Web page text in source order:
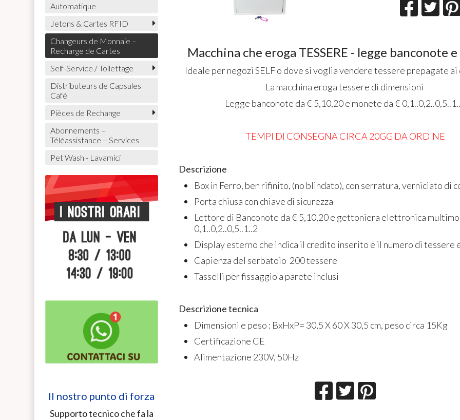
Macchina che eroga TESSERE - legge banconote
Ideale per negozi SELF o dove si voglia vendere tessere prepagate
La macchina eroga tessere di dimensioni
Legge banconote da € 5,10,20 e monete da €
TEMPI DI CONSEGNA CIRCA 20GG DA ORDINE
Descrizione
Box in Ferro, ben rifinito, (no blindato), con serratura, verniciato di
Porta chiusa con chiave di sicurezza
Lettore di Banconote da € 5,10,20 e gettoniera elettronica
0,1..0,2..0,5..1..2
Display esterno che indica il credito inserito e il numero di tessere
Capienza del serbatoio 200 tessere
Tasselli per fissaggio a parete inclusi
Descrizione tecnica
Dimensioni e peso : BxHxP= 30,5 X 60 X 30,5 cm, peso circa 15Kg
Certificazione CE
Alimentazione 230V, 50Hz
Automatique
Jetons & Cartes RFID
Changeurs de Monnaie –
Recharge de Cartes
Self-Service / Toilettage
Distributeurs de Capsules
Café
Pièces de Rechange
Abonnements –
Téléassistance – Services
Pet Wash - Lavamici
Il nostro punto di forza
Supporto tecnico che fa la